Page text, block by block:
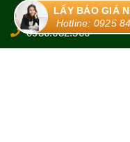
Giấy, TP Hà Nội
0936.632.566
LẤY BÁO GIÁ
Hotline: 0925